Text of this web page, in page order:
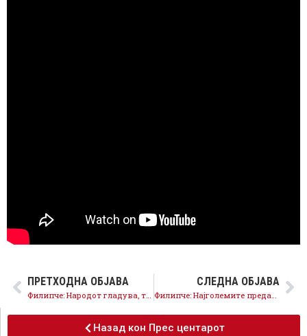
ПРЕТХОДНА ОБЈАВА
Филипче: Народот гладува, тие носат часовници од 65.000 евра
СЛЕДНА ОБЈАВА
Филипче: Најголемите предавници се Мицкоски и неговата криминална банда
Назад кон Прес центарот